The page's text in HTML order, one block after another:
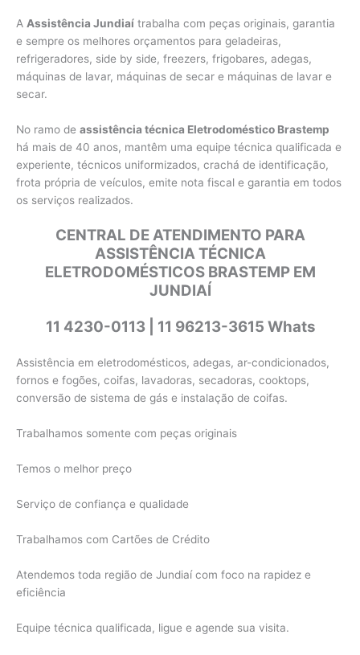
A Assistência Jundiaí trabalha com peças originais, garantia
e sempre os melhores orçamentos para geladeiras,
refrigeradores, side by side, freezers, frigobares, adegas,
máquinas de lavar, máquinas de secar e máquinas de lavar e
secar.
No ramo de assistência técnica Eletrodoméstico Brastemp
há mais de 40 anos, mantêm uma equipe técnica qualificada e
experiente, técnicos uniformizados, crachá de identificação,
frota própria de veículos, emite nota fiscal e garantia em todos
os serviços realizados.
CENTRAL DE ATENDIMENTO PARA
ASSISTÊNCIA TÉCNICA
ELETRODOMÉSTICOS BRASTEMP EM
JUNDIAÍ
11 4230-0113 | 11 96213-3615 Whats
Assistência em eletrodomésticos, adegas, ar-condicionados,
fornos e fogões, coifas, lavadoras, secadoras, cooktops,
conversão de sistema de gás e instalação de coifas.
Trabalhamos somente com peças originais
Temos o melhor preço
Serviço de confiança e qualidade
Trabalhamos com Cartões de Crédito
Atendemos toda região de Jundiaí com foco na rapidez e
eficiência
Equipe técnica qualificada, ligue e agende sua visita.